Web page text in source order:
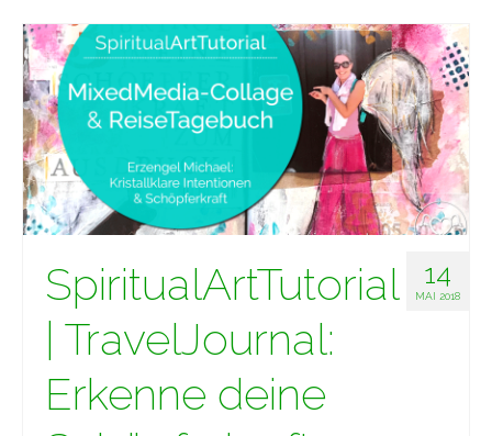
14
MAI 2018
SpiritualArtTutorial
| TravelJournal:
Erkenne deine